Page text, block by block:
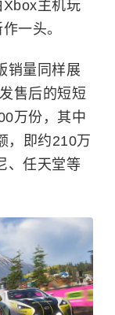
主机玩
一头。
销量同样展
售后的短短
万份，其中
，即约210万
、任天堂等